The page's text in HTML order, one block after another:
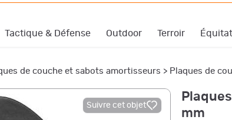
Tactique & Défense Outdoor Terroir
de couche et sabots amortisseurs > Plaques de
Suivre cet objet
mm